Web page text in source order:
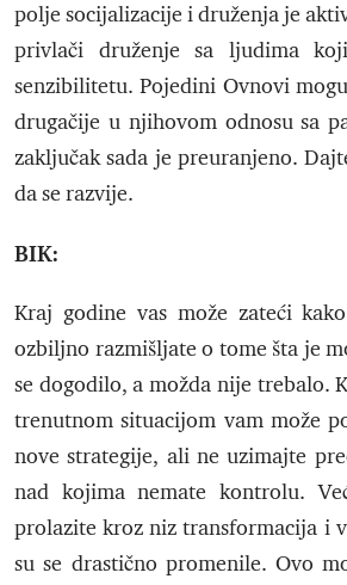
polje socijalizacije i druženja je
privlači druženje sa ljudima
senzibilitetu. Pojedini Ovnovi
drugačije u njihovom odnosu sa
zaključak sada je preuranjeno.
da se razvije.
BIK:
Kraj godine vas može zateći
ozbiljno razmišljate o tome šta je
se dogodilo, a možda nije trebalo.
trenutnom situacijom vam može
nove strategije, ali ne uzimajte
nad kojima nemate kontrolu.
prolazite kroz niz transformacija i
su se drastično promenile. Ovo